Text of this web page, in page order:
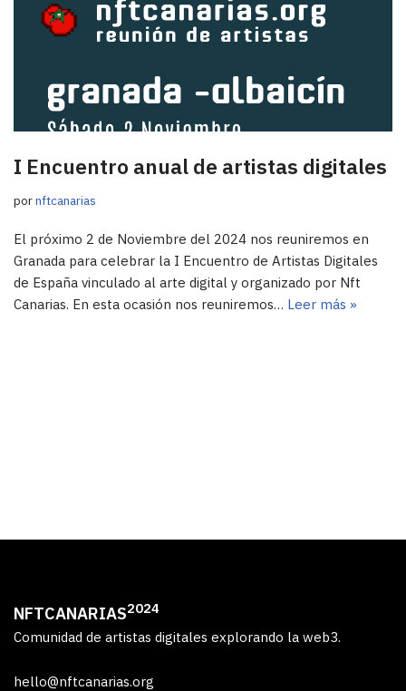
I Encuentro anual de artistas digitales
pornftcanarias
El próximo 2 de Noviembre del 2024 nos reuniremos en
Granada para celebrar la I Encuentro de Artistas Digitales
de España vinculado al arte digital y organizado por Nft
Canarias. En esta ocasión nos reuniremos… Leer más »
NFTCANARIAS2024
Comunidad de artistas digitales explorando la web3.
hello@nftcanarias.org